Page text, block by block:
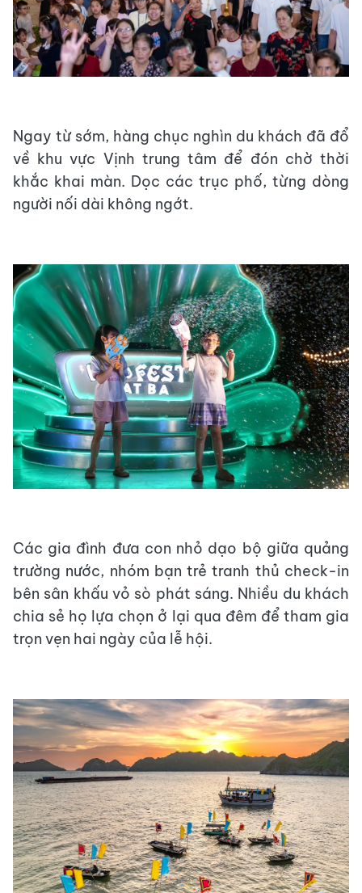
Ngay từ sớm, hàng chục nghìn du khách đã đổ
về khu vực Vịnh trung tâm để đón chờ thời
khắc khai màn. Dọc các trục phố, từng dòng
người nối dài không ngớt.
Các gia đình đưa con nhỏ dạo bộ giữa quảng
trường nước, nhóm bạn trẻ tranh thủ check-in
bên sân khấu vỏ sò phát sáng. Nhiều du khách
chia sẻ họ lựa chọn ở lại qua đêm để tham gia
trọn vẹn hai ngày của lễ hội.